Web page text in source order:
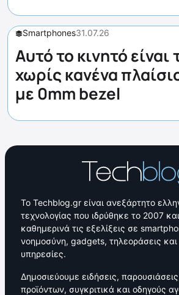
Smartphones31.07.26
Αυτό το κινητό
χωρίς κανένα
με 0mm bezel
Το Techblog.gr είναι ανεξάρτητο
τεχνολογίας που ιδρύθηκε το 2007
καθημερινά τις εξελίξεις σε
νοημοσύνη, gadgets, τηλεοράσεις
υπηρεσίες.
Δημοσιεύουμε ειδήσεις,
προϊόντων, συγκριτικά και οδηγούς